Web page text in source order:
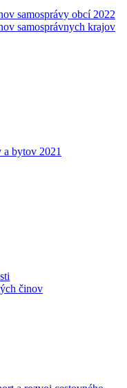
samosprávy obcí 2022
samosprávnych krajov
bytov 2021
činov